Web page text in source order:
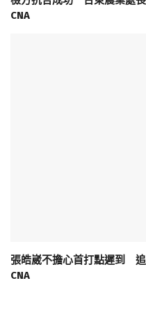
CNA
張皓崴不擔心首打點遲到
CNA